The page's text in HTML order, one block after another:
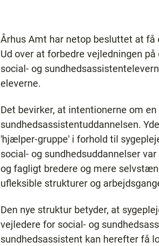
Århus Amt har netop besluttet at få
Ud over at forbedre vejledningen
social- og
eleverne.
Det bevirker, at intentionerne om
sundhedsassistentuddannelsen.
'hjælper-gruppe' i forhold til
social- og sundhedsuddannelser
og fagligt bredere og mere
ufleksible strukturer og
Den nye struktur betyder, at
vejledere for social- og
sundhedsassistent kan herefter få